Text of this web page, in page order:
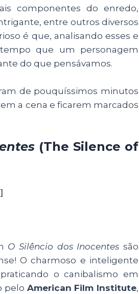
componentes do enredo,
entre outros diversos
é que, analisando esses e
que um personagem
do que pensávamos.
de pouquíssimos minutos
a cena e ficarem marcados
(The Silence of
O Silêncio dos Inocentes são
O charmoso e inteligente
o canibalismo em
pelo American Film Institute,